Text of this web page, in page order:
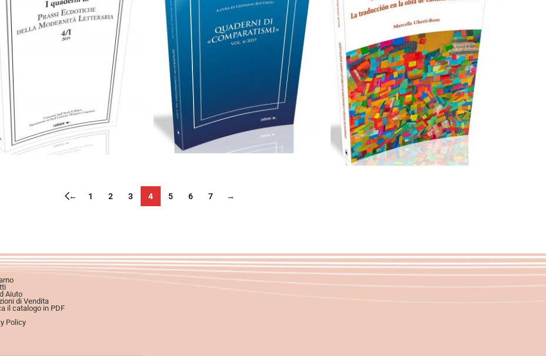
Aggiungi al carrello
Cartaceo eBook in PDF CartaceoeBook in PDF
0,00€ 28,00€
Scegli
← 1 2 3 4 5 6 7 →
Aiuto
di Vendita
il catalogo in PDF
Policy